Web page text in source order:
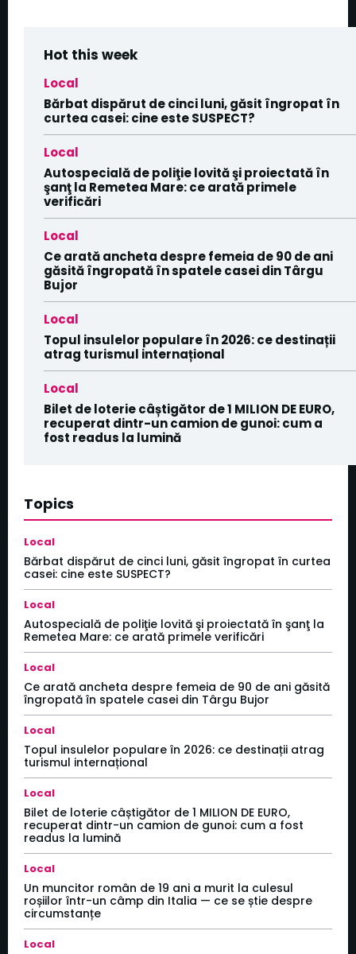
Hot this week
Local
Bărbat dispărut de cinci luni, găsit îngropat în
curtea casei: cine este SUSPECT?
Local
Autospecială de poliţie lovită şi proiectată în
şanţ la Remetea Mare: ce arată primele
verificări
Local
Ce arată ancheta despre femeia de 90 de ani
găsită îngropată în spatele casei din Târgu
Bujor
Local
Topul insulelor populare în 2026: ce destinații
atrag turismul internațional
Local
Bilet de loterie câștigător de 1 MILION DE EURO,
recuperat dintr-un camion de gunoi: cum a
fost readus la lumină
Topics
Local
Bărbat dispărut de cinci luni, găsit îngropat în curtea
casei: cine este SUSPECT?
Local
Autospecială de poliţie lovită şi proiectată în şanţ la
Remetea Mare: ce arată primele verificări
Local
Ce arată ancheta despre femeia de 90 de ani găsită
îngropată în spatele casei din Târgu Bujor
Local
Topul insulelor populare în 2026: ce destinații atrag
turismul internațional
Local
Bilet de loterie câștigător de 1 MILION DE EURO,
recuperat dintr-un camion de gunoi: cum a fost
readus la lumină
Local
Un muncitor român de 19 ani a murit la culesul
roșiilor într-un câmp din Italia — ce se știe despre
circumstanțe
Local